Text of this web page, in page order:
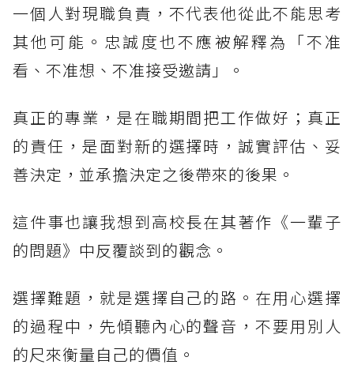
一個人對現職負責，不代表他從此不能思考
其他可能。忠誠度也不應被解釋為「不准
看、不准想、不准接受邀請」。
真正的專業，是在職期間把工作做好；真正
的責任，是面對新的選擇時，誠實評估、妥
善決定，並承擔決定之後帶來的後果。
這件事也讓我想到高校長在其著作《一輩子
的問題》中反覆談到的觀念。
選擇難題，就是選擇自己的路。在用心選擇
的過程中，先傾聽內心的聲音，不要用別人
的尺來衡量自己的價值。